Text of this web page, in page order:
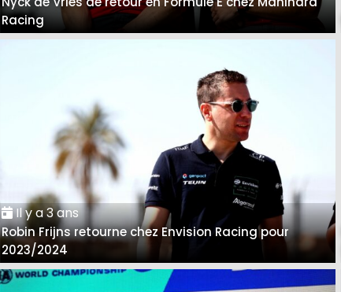
Racing
Il y a 3 ans
Robin Frijns retourne chez Envision Racing pour
2023/2024